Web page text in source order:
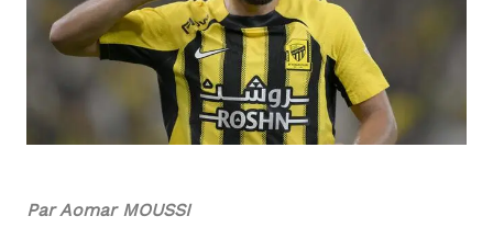
Par Aomar MOUSSI